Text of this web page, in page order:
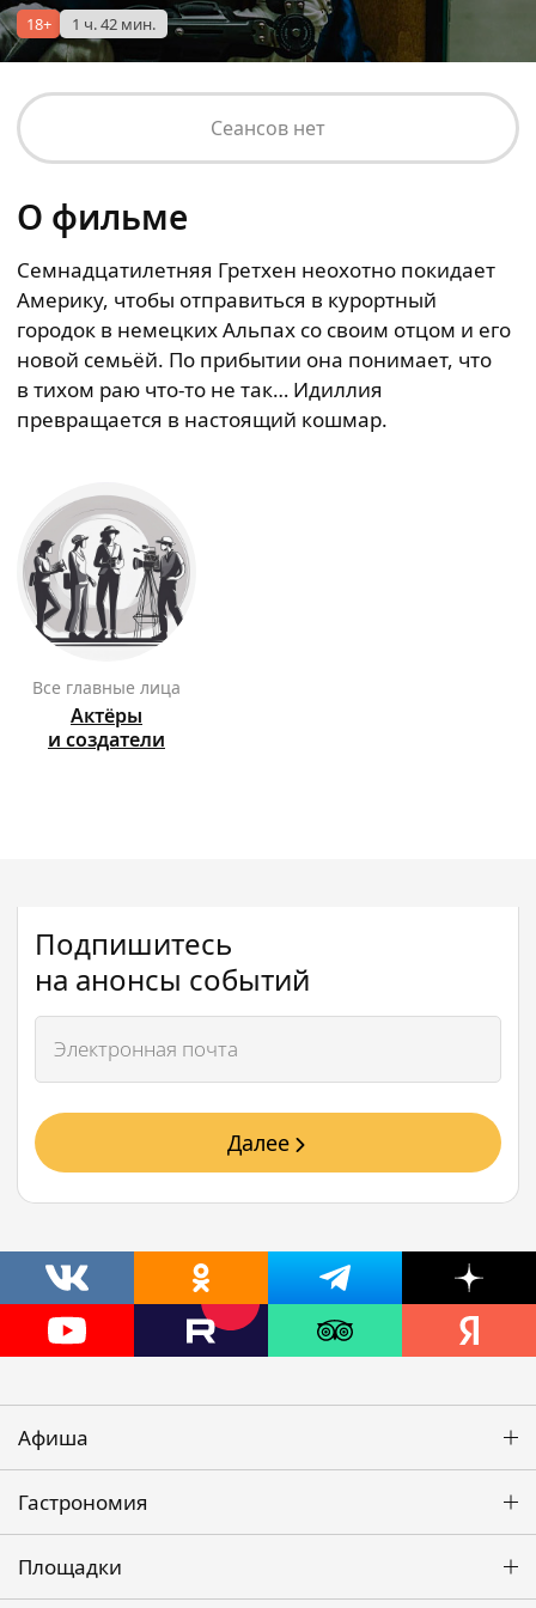
18+ 1 ч. 42 мин.
Сеансов нет
О фильме
Семнадцатилетняя Гретхен неохотно покидает
Америку, чтобы отправиться в курортный
городок в немецких Альпах со своим отцом и его
новой семьёй. По прибытии она понимает, что
в тихом раю что-то не так… Идиллия
превращается в настоящий кошмар.
Все главные лица
Актёры
и создатели
Подпишитесь
на анонсы событий
Далее
Афиша
Гастрономия
Площадки